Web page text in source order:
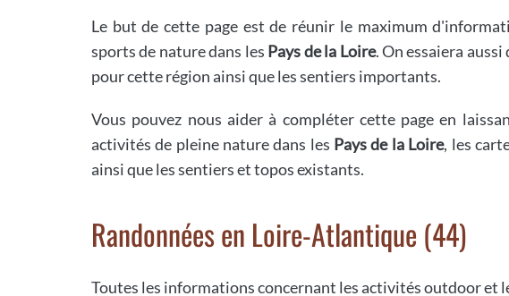
Le but de cette page est de réunir le maximum
sports de nature dans les Pays de la Loire. On essaiera
pour cette région ainsi que les sentiers importants.
Vous pouvez nous aider à compléter cette page en
activités de pleine nature dans les Pays de la Loire, les
ainsi que les sentiers et topos existants.
Randonnées en Loire-Atlantique (44)
Toutes les informations concernant les activités outdoor et